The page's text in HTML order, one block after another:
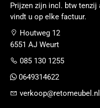
Prijzen zijn incl. btw
vindt u op elke factuur.
Houtweg 12
6551 AJ Weurt
085 130 1255
0649314622
verkoop@retomeubel.nl